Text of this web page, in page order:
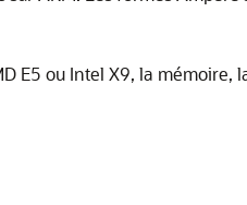
E5 ou Intel X9, la mémoire,